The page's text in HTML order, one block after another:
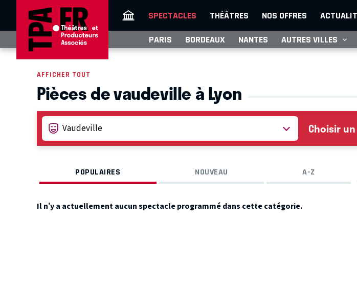
SPECTACLES THÉÂTRES NOS OFFRES
PARIS BORDEAUX NANTES AUTRES VILLES
AFFICHER TOUT
Pièces de vaudeville à Lyon
Choisir
POPULAIRES NOUVEAU A-Z
Il n’y a actuellement aucun spectacle programmé dans cette catégorie.